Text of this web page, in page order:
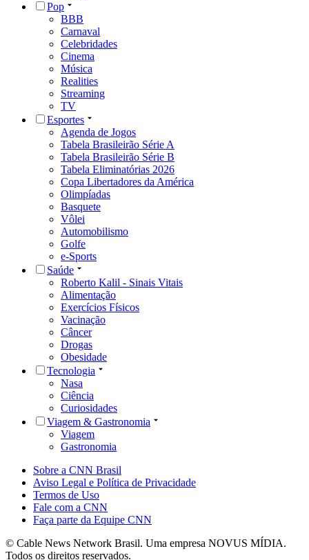
Pop
BBB
Carnaval
Celebridades
Cinema
Música
Realities
Streaming
TV
Esportes
Agenda de Jogos
Tabela Brasileirão Série A
Tabela Brasileirão Série B
Tabela Eliminatórias 2026
Copa Libertadores da América
Olimpíadas
Basquete
Vôlei
Automobilismo
Golfe
e-Sports
Saúde
Roberto Kalil - Sinais Vitais
Alimentação
Exercícios Físicos
Vacinação
Câncer
Drogas
Obesidade
Tecnologia
Nasa
Ciência
Curiosidades
Viagem & Gastronomia
Viagem
Gastronomia
Sobre a CNN Brasil
Aviso Legal e Política de Privacidade
Termos de Uso
Fale com a CNN
Faça parte da Equipe CNN
© Cable News Network Brasil. Uma empresa NOVUS MÍDIA.
Todos os direitos reservados.